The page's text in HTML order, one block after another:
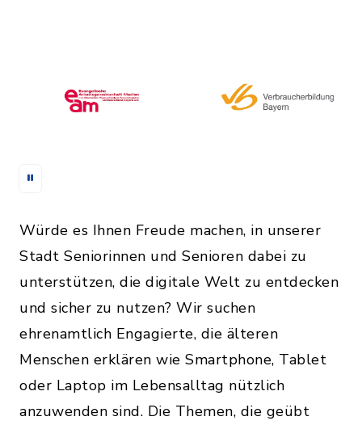
Würde es Ihnen Freude machen, in unserer
Stadt Seniorinnen und Senioren dabei zu
unterstützen, die digitale Welt zu entdecken
und sicher zu nutzen? Wir suchen
ehrenamtlich Engagierte, die älteren
Menschen erklären wie Smartphone, Tablet
oder Laptop im Lebensalltag nützlich
anzuwenden sind. Die Themen, die geübt